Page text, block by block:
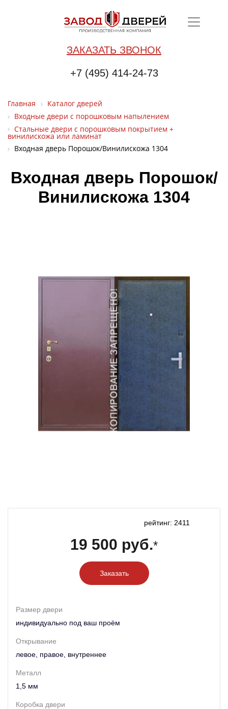
ЗАКАЗАТЬ ЗВОНОК
+7 (495) 414-24-73
Главная
Каталог дверей
Входные двери с порошковым напылением
Стальные двери с порошковым покрытием +
винилискожа или ламинат
Входная дверь Порошок/Винилискожа 1304
Входная дверь Порошок/
Винилискожа 1304
рейтинг: 2411
19 500 руб.*
Заказать
Размер двери
индивидуально под ваш проём
Открывание
левое, правое, внутреннее
Металл
1,5 мм
Коробка двери